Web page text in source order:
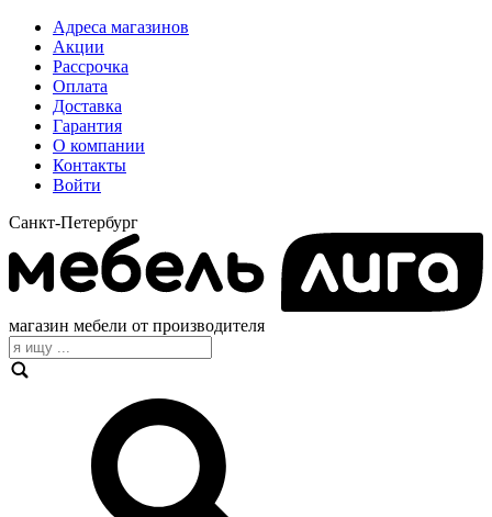
Адреса магазинов
Акции
Рассрочка
Оплата
Доставка
Гарантия
О компании
Контакты
Войти
Санкт-Петербург
магазин мебели от производителя